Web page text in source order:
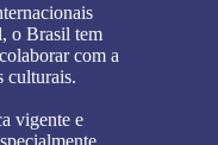
o Brasil tem
com a
culturais.
vigente e